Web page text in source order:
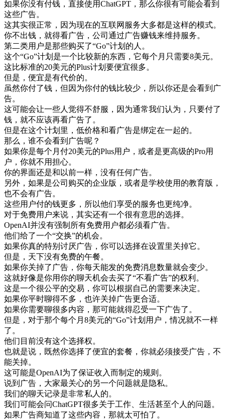
如果你没有付钱 ， 直接使用ChatGPT ， 那么你很有可能会看到
这些广告。
这其实很正常 ， 因为现在的互联网 服务大多都是这样的模式。
你不出钱 ， 就得看广告 ， 公司 通过广告赚钱来维持服务。
第二类用户是那些购买了“Go”计划 的人。
这个“Go”计划 是一个比较新的东西 ， 它每个月 只需要8美元。
这比标准的20美元的Plus计划 要便宜很多。
但是 ， 便宜是有代价的。
虽然你付了钱 ， 但 因为你付的钱比较少 ， 所以你还是会看到 广
告。
这可能会让一些人觉得不舒服 ， 因为通常我们认为 ， 只要付了
钱 ， 就不应该再看广告了。
但是在这个计划 里 ， 低价格和看广告是绑定在一起的。
那么 ， 谁不会看到 广告呢 ？
如果你是每个月 付20美元的Plus用户 ， 或者是更高级的Pro用
户 ， 你就不用担心。
你的界面还是和以前一样 ， 没有任何广告。
另外 ， 如果是公司 购买的企业版 ， 或者是学校使用 的教育版 ，
也不会有广告。
这些用户付的钱更多 ， 所以他们享受的服务也更纯净。
对于免费用户来说 ， 其实还有一个很有意思的选择。
OpenAI并没有强制 所有免费用户都必须看广告。
他们给了一个“交换”的机会。
如果你真的特别 讨厌广告 ， 你可以选择在设置里关掉它。
但是 ， 天下没有免费的午餐。
如果你关掉了广告 ， 你每天能发的免费消息数量就会变少。
这就好像是你用你的聊天机会去买了“不看广告”的权利 。
这是一个很公平的交易 ， 你可以根据自己的需要来决定。
如果你平时聊得不多 ， 也许关掉广告更合适。
如果你需要聊很多内容 ， 那可能就得忍受一下广告了。
但是 ， 对于那个每个月 8美元的“Go”计划 用户 ，情况就不一样
了。
他们 目前没有这个选择权。
也就是说 ， 既然你选择了便宜的套餐 ， 你就必须接受广告 ， 不
能关掉。
这可能是OpenAI为了保证收入而制定的规则 。
说到 广告 ， 大家最关心的另一个问题就是隐私。
我们的聊天记录是非常私人的。
我们可能会问ChatGPT很多关于工作、 生活甚至个人的问题。
如果广告商知道了这些内容 ， 那就太可怕了。